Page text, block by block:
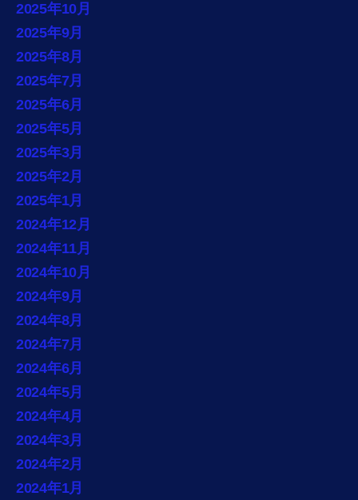
2025年10月
2025年9月
2025年8月
2025年7月
2025年6月
2025年5月
2025年3月
2025年2月
2025年1月
2024年12月
2024年11月
2024年10月
2024年9月
2024年8月
2024年7月
2024年6月
2024年5月
2024年4月
2024年3月
2024年2月
2024年1月